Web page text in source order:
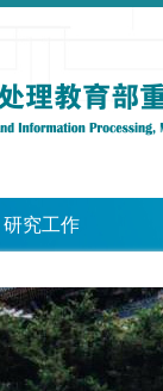
研究工作